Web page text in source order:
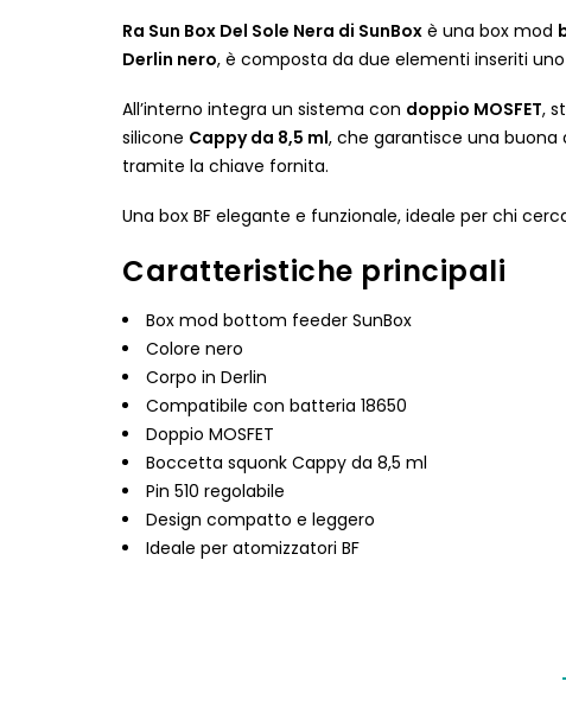
Ra Sun Box Del Sole Nera di SunBox è una box mod
Derlin nero, è composta da due elementi inseriti
All’interno integra un sistema con doppio MOSFET,
silicone Cappy da 8,5 ml, che garantisce una
tramite la chiave fornita.
Una box BF elegante e funzionale, ideale per chi
Caratteristiche principali
Box mod bottom feeder SunBox
Colore nero
Corpo in Derlin
Compatibile con batteria 18650
Doppio MOSFET
Boccetta squonk Cappy da 8,5 ml
Pin 510 regolabile
Design compatto e leggero
Ideale per atomizzatori BF